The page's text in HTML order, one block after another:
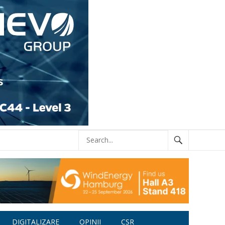
DIGITALIZARE OPINII CSR